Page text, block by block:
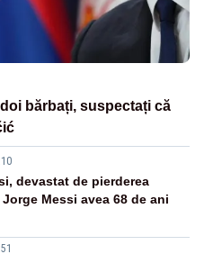
bărbați, suspectați că
devastat de pierderea
Messi avea 68 de ani